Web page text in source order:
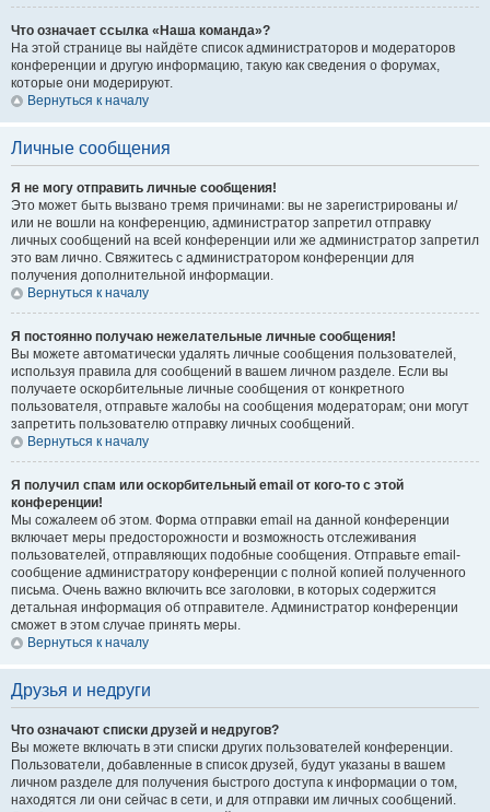
Что означает ссылка «Наша команда»?
На этой странице вы найдёте список администраторов и модераторов
конференции и другую информацию, такую как сведения о форумах,
которые они модерируют.
Вернуться к началу
Личные сообщения
Я не могу отправить личные сообщения!
Это может быть вызвано тремя причинами: вы не зарегистрированы и/
или не вошли на конференцию, администратор запретил отправку
личных сообщений на всей конференции или же администратор запретил
это вам лично. Свяжитесь с администратором конференции для
получения дополнительной информации.
Вернуться к началу
Я постоянно получаю нежелательные личные сообщения!
Вы можете автоматически удалять личные сообщения пользователей,
используя правила для сообщений в вашем личном разделе. Если вы
получаете оскорбительные личные сообщения от конкретного
пользователя, отправьте жалобы на сообщения модераторам; они могут
запретить пользователю отправку личных сообщений.
Вернуться к началу
Я получил спам или оскорбительный email от кого-то с этой
конференции!
Мы сожалеем об этом. Форма отправки email на данной конференции
включает меры предосторожности и возможность отслеживания
пользователей, отправляющих подобные сообщения. Отправьте email-
сообщение администратору конференции с полной копией полученного
письма. Очень важно включить все заголовки, в которых содержится
детальная информация об отправителе. Администратор конференции
сможет в этом случае принять меры.
Вернуться к началу
Друзья и недруги
Что означают списки друзей и недругов?
Вы можете включать в эти списки других пользователей конференции.
Пользователи, добавленные в список друзей, будут указаны в вашем
личном разделе для получения быстрого доступа к информации о том,
находятся ли они сейчас в сети, и для отправки им личных сообщений.